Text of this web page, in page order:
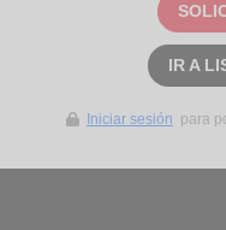
IR A
Iniciar sesión para